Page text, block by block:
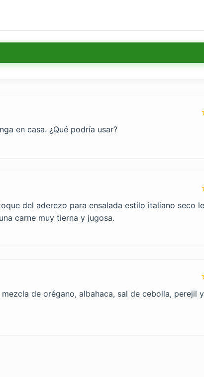
en casa. ¿Qué podría usar?
del aderezo para ensalada estilo italiano seco
carne muy tierna y jugosa.
de orégano, albahaca, sal de cebolla, perejil